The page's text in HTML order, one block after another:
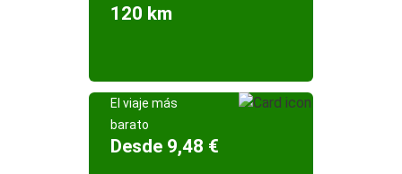
120 km
El viaje más
barato
Desde 9,48 €